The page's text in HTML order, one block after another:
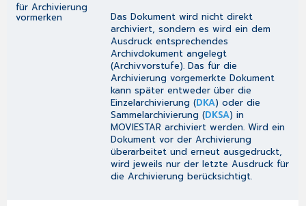
für Archivierung
vormerken
Das Dokument wird nicht direkt
archiviert, sondern es wird ein dem
Ausdruck entsprechendes
Archivdokument angelegt
(Archivvorstufe). Das für die
Archivierung vorgemerkte Dokument
kann später entweder über die
Einzelarchivierung (DKA) oder die
Sammelarchivierung (DKSA) in
MOVIESTAR archiviert werden. Wird ein
Dokument vor der Archivierung
überarbeitet und erneut ausgedruckt,
wird jeweils nur der letzte Ausdruck für
die Archivierung berücksichtigt.